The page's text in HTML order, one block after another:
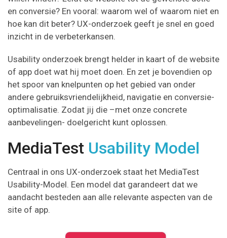
en conversie? En vooral: waarom wel of waarom niet en
hoe kan dit beter? UX-onderzoek geeft je snel en goed
inzicht in de verbeterkansen.
Usability onderzoek brengt helder in kaart of de website
of app doet wat hij moet doen. En zet je bovendien op
het spoor van knelpunten op het gebied van onder
andere gebruiksvriendelijkheid, navigatie en conversie-
optimalisatie. Zodat jij die –met onze concrete
aanbevelingen- doelgericht kunt oplossen.
MediaTest Usability Model
Centraal in ons UX-onderzoek staat het MediaTest
Usability-Model. Een model dat garandeert dat we
aandacht besteden aan alle relevante aspecten van de
site of app.